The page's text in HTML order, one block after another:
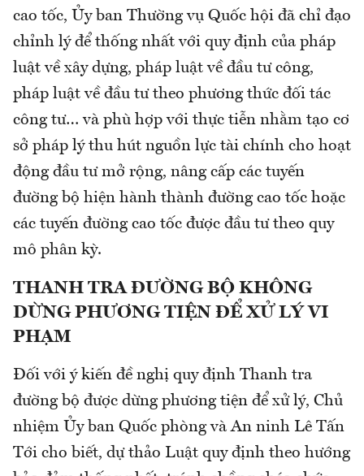
cao tốc, Ủy ban Thường vụ Quốc hội đã chỉ đạo
chỉnh lý để thống nhất với quy định của pháp
luật về xây dựng, pháp luật về đầu tư công,
pháp luật về đầu tư theo phương thức đối tác
công tư… và phù hợp với thực tiễn nhằm tạo cơ
sở pháp lý thu hút nguồn lực tài chính cho hoạt
động đầu tư mở rộng, nâng cấp các tuyến
đường bộ hiện hành thành đường cao tốc hoặc
các tuyến đường cao tốc được đầu tư theo quy
mô phân kỳ.
THANH TRA ĐƯỜNG BỘ KHÔNG
DỪNG PHƯƠNG TIỆN ĐỂ XỬ LÝ VI
PHẠM
Đối với ý kiến đề nghị quy định Thanh tra
đường bộ được dừng phương tiện để xử lý, Chủ
nhiệm Ủy ban Quốc phòng và An ninh Lê Tấn
Tới cho biết, dự thảo Luật quy định theo hướng